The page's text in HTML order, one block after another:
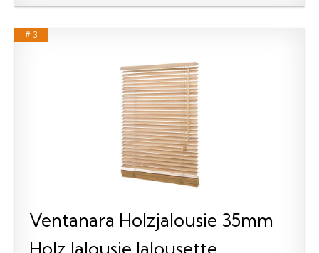
# 3
Ventanara Holzjalousie 35mm
Holz Jalousie Jalousette